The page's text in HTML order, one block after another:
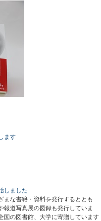
ます
しました
まな書籍・資料を発行するととも
報道写真展の図録も発行していま
国の図書館、大学に寄贈しています